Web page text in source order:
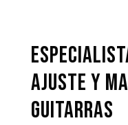
ajuste y
guitarras